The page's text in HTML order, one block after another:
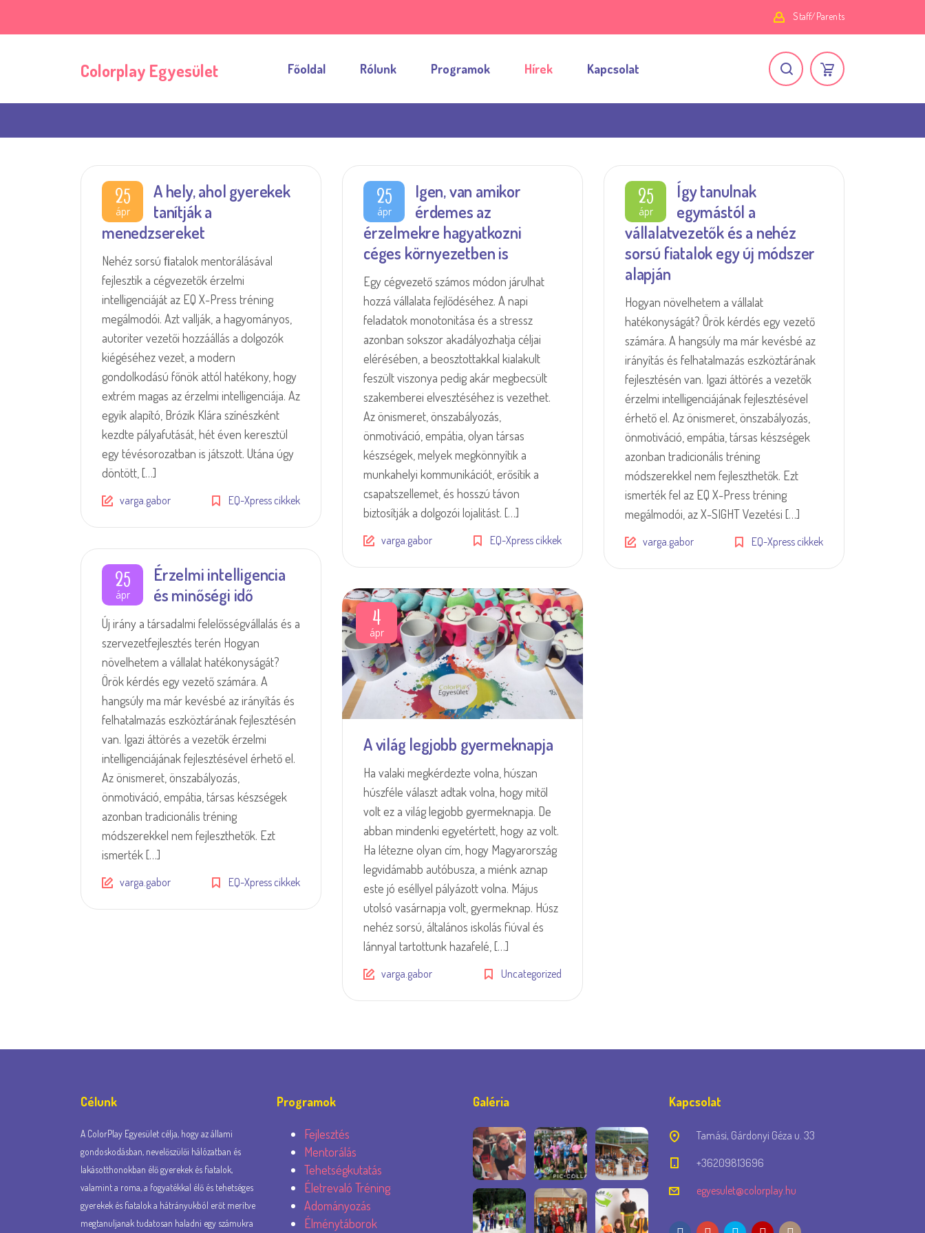
Staff/Parents
Colorplay Egyesület Főoldal Rólunk Programok Hírek Kapcsolat
25
ápr
A hely, ahol gyerekek
tanítják a
menedzsereket
Nehéz sorsú ﬁatalok mentorálásával
fejlesztik a cégvezetők érzelmi
intelligenciáját az EQ X-Press tréning
megálmodói. Azt vallják, a hagyományos,
autoriter vezetői hozzáállás a dolgozók
kiégéséhez vezet, a modern
gondolkodású főnök attól hatékony, hogy
extrém magas az érzelmi intelligenciája. Az
egyik alapító, Brózik Klára színészként
kezdte pályafutását, hét éven keresztül
egy tévésorozatban is játszott. Utána úgy
döntött, […]
varga.gabor EQ-Xpress cikkek
25
ápr
Igen, van amikor
érdemes az
érzelmekre hagyatkozni
céges környezetben is
Egy cégvezető számos módon járulhat
hozzá vállalata fejlődéséhez. A napi
feladatok monotonitása és a stressz
azonban sokszor akadályozhatja céljai
elérésében, a beosztottakkal kialakult
feszült viszonya pedig akár megbecsült
szakemberei elvesztéséhez is vezethet.
Az önismeret, önszabályozás,
önmotiváció, empátia, olyan társas
készségek, melyek megkönnyítik a
munkahelyi kommunikációt, erősítik a
csapatszellemet, és hosszú távon
biztosítják a dolgozói lojalitást. […]
varga.gabor EQ-Xpress cikkek
25
ápr
Így tanulnak
egymástól a
vállalatvezetők és a nehéz
sorsú fiatalok egy új módszer
alapján
Hogyan növelhetem a vállalat
hatékonyságát? Örök kérdés egy vezető
számára. A hangsúly ma már kevésbé az
irányítás és felhatalmazás eszköztárának
fejlesztésén van. Igazi áttörés a vezetők
érzelmi intelligenciájának fejlesztésével
érhető el. Az önismeret, önszabályozás,
önmotiváció, empátia, társas készségek
azonban tradicionális tréning
módszerekkel nem fejleszthetők. Ezt
ismerték fel az EQ X-Press tréning
megálmodói, az X-SIGHT Vezetési […]
varga.gabor EQ-Xpress cikkek
25
ápr
Érzelmi intelligencia
és minőségi idő
Új irány a társadalmi felelősségvállalás és a
szervezetfejlesztés terén Hogyan
növelhetem a vállalat hatékonyságát?
Örök kérdés egy vezető számára. A
hangsúly ma már kevésbé az irányítás és
felhatalmazás eszköztárának fejlesztésén
van. Igazi áttörés a vezetők érzelmi
intelligenciájának fejlesztésével érhető el.
Az önismeret, önszabályozás,
önmotiváció, empátia, társas készségek
azonban tradicionális tréning
módszerekkel nem fejleszthetők. Ezt
ismerték […]
varga.gabor EQ-Xpress cikkek
4
ápr
A világ legjobb gyermeknapja
Ha valaki megkérdezte volna, húszan
húszféle választ adtak volna, hogy mitől
volt ez a világ legjobb gyermeknapja. De
abban mindenki egyetértett, hogy az volt.
Ha létezne olyan cím, hogy Magyarország
legvidámabb autóbusza, a miénk aznap
este jó eséllyel pályázott volna. Május
utolsó vasárnapja volt, gyermeknap. Húsz
nehéz sorsú, általános iskolás fiúval és
lánnyal tartottunk hazafelé, […]
varga.gabor Uncategorized
Célunk
A ColorPlay Egyesület célja, hogy az állami
gondoskodásban, nevelőszülői hálózatban és
lakásotthonokban élő gyerekek és fiatalok,
valamint a roma, a fogyatékkal élő és tehetséges
gyerekek és fiatalok a hátrányukból erőt merítve
megtanuljanak tudatosan haladni egy számukra
Programok
Fejlesztés
Mentorálás
Tehetségkutatás
Életrevaló Tréning
Adományozás
Élménytáborok
Galéria Kapcsolat
Tamási, Gárdonyi Géza u. 33
+36209813696
egyesulet@colorplay.hu